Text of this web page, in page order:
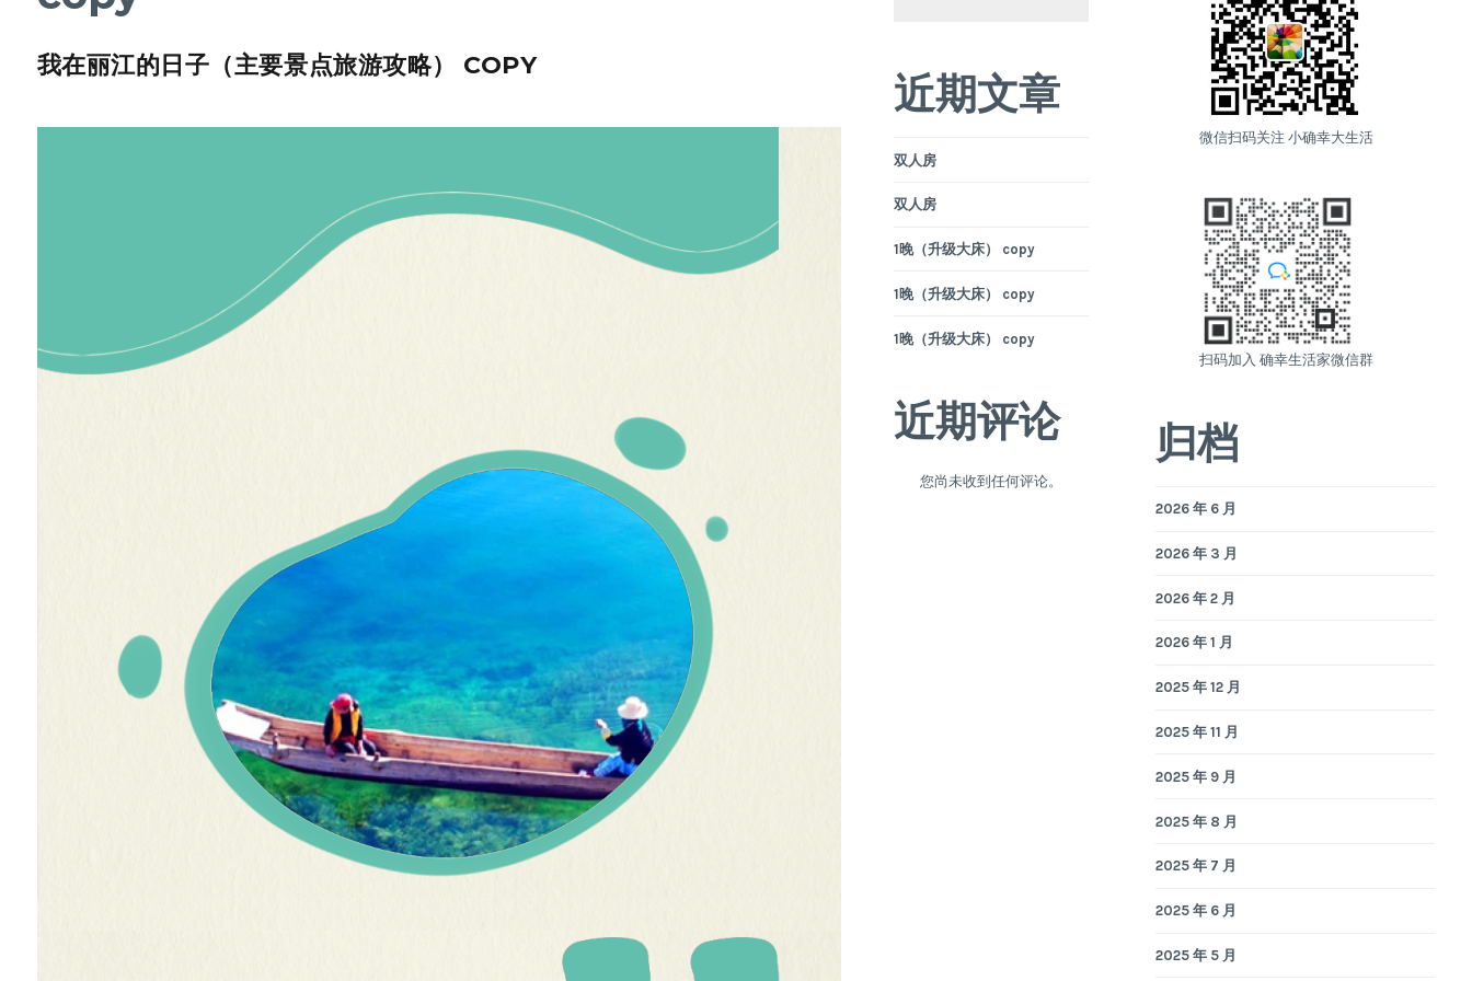
我在丽江的日子（主要景点旅游攻略） COPY
近期文章
双人房
双人房
1晚（升级大床） copy
1晚（升级大床） copy
1晚（升级大床） copy
近期评论
您尚未收到任何评论。
微信扫码关注 小确幸大生活
扫码加入 确幸生活家微信群
归档
2026 年 6 月
2026 年 3 月
2026 年 2 月
2026 年 1 月
2025 年 12 月
2025 年 11 月
2025 年 9 月
2025 年 8 月
2025 年 7 月
2025 年 6 月
2025 年 5 月